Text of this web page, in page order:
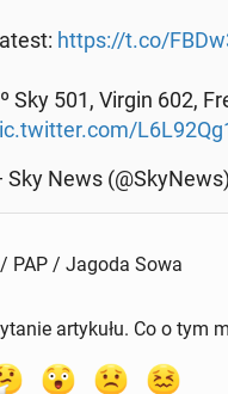
https://t.co/
Sky 501, Virgin 602,
Sky News (@SkyNews)
PAP / Jagoda Sowa
artykułu. Co o tym